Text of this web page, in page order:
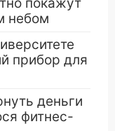
небом
прибор для
деньги
фитнес-